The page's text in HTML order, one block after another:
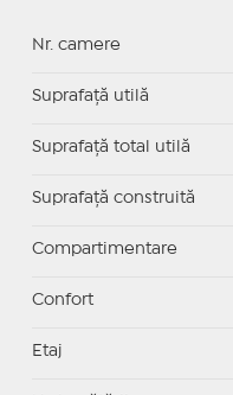
Nr. camere
Suprafaţă utilă
Suprafaţă total utilă
Suprafaţă construită
Compartimentare
Confort
Etaj